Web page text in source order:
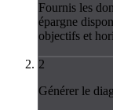
Fournis les
épargne
objectifs et
2
Générer le